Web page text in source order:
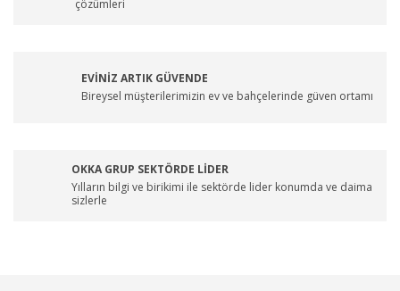
çözümleri
EVİNİZ ARTIK GÜVENDE
Bireysel müşterilerimizin ev ve bahçelerinde güven ortamı
OKKA GRUP SEKTÖRDE LİDER
Yılların bilgi ve birikimi ile sektörde lider konumda ve daima
sizlerle